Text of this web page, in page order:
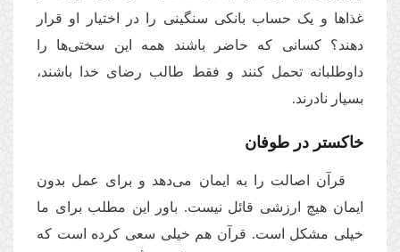
غذاها و یک حساب بانکی سنگینی را در اختیار او قرار
دهند؟ کسانی که حاضر باشند همه این سختی‌ها را
داوطلبانه تحمل کنند و فقط طالب رضای خدا باشند،
بسیار نادرند.
خاکستر در طوفان
قرآن اصالت را به ایمان می‌دهد و برای عمل بدون
ایمان هیچ ارزشی قائل نیست. باور این مطلب برای ما
خیلی مشکل است. قرآن هم خیلی سعی کرده است که